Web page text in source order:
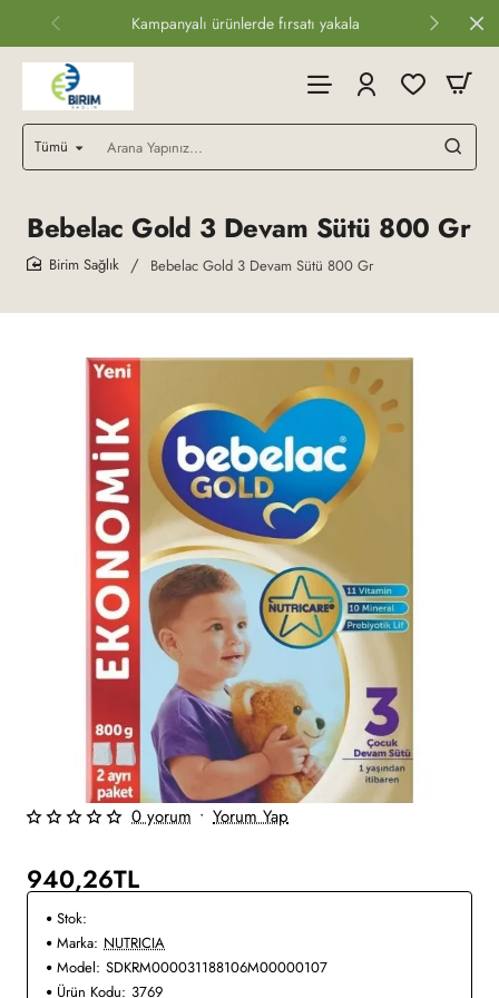
Kampanyalı ürünlerde fırsatı yakala
Tümü
Arana
Yapınız...
Bebelac Gold 3 Devam Sütü 800 Gr
Bebelac Gold 3 Devam Sütü 800 Gr
0 yorum • Yorum Yap
940,26TL
Stok:
Marka: NUTRICIA
Model: SDKRM000031188106M00000107
Ürün Kodu: 3769